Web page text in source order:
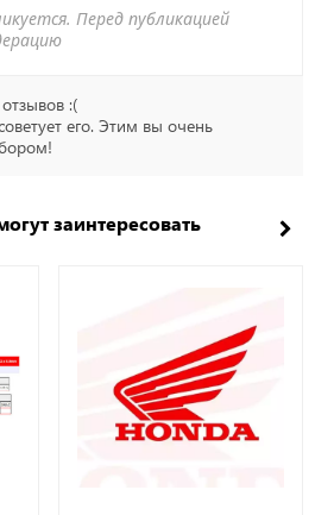
Перед публикацией
:(
его. Этим вы очень
заинтересовать